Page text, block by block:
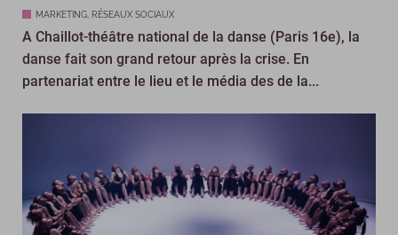
MARKETING, RÉSEAUX SOCIAUX
A Chaillot-théâtre national de la danse (Paris 16e), la
danse fait son grand retour après la crise. En
partenariat entre le lieu et le média des de la...